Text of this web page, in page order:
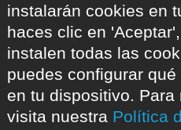
instalarán cookies en
haces clic en
instalen todas las
puedes configurar
en tu dispositivo. Para
visita nuestra Política